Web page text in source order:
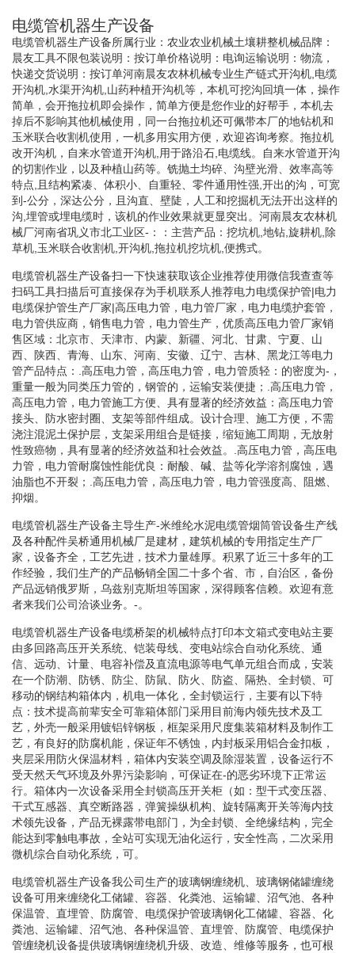
电缆管机器生产设备
电缆管机器生产设备所属行业：农业农业机械土壤耕整机械品牌：
晨友工具不限包装说明：按订单价格说明：电询运输说明：物流，
快递交货说明：按订单河南晨友农林机械专业生产链式开沟机,电缆
开沟机,水渠开沟机,山药种植开沟机等，本机可挖沟回填一体，操作
简单，会开拖拉机即会操作，简单方便是您作业的好帮手，本机去
掉后不影响其他机械使用，同一台拖拉机还可佩带本厂的地钻机和
玉米联合收割机使用，一机多用实用方便，欢迎咨询考察。拖拉机
改开沟机，自来水管道开沟机,用于路沿石,电缆线。自来水管道开沟
的切割作业，以及种植山药等。铣抛土均碎、沟壁光滑、效率高等
特点,且结构紧凑、体积小、自重轻、零件通用性强,开出的沟，可宽
到-公分，深达公分，且沟直、壁陡，人工和挖掘机无法开出这样的
沟,埋管或埋电缆时，该机的作业效果就更显突出。河南晨友农林机
械厂河南省巩义市北工业区-：：主营产品：挖坑机,地钻,旋耕机,除
草机,玉米联合收割机,开沟机,拖拉机挖坑机,便携式。
电缆管机器生产设备扫一下快速获取该企业推荐使用微信我查查等
扫码工具扫描后可直接保存为手机联系人推荐电力电缆保护管|电力
电缆保护管生产厂家|高压电力管，电力管厂家，电力电缆护套管，
电力管供应商，销售电力管，电力管生产，优质高压电力管厂家销
售区域：北京市、天津市、内蒙、新疆、河北、甘肃、宁夏、山
西、陕西、青海、山东、河南、安徽、辽宁、吉林、黑龙江等电力
管产品特点：.高压电力管，高压电力管，电力管质轻：的密度为-，
重量一般为同类压力管的，钢管的，运输安装便捷；.高压电力管，
高压电力管，电力管施工方便、具有显著的经济效益：高压电力管
接头、防水密封圈、支架等部件组成。设计合理、施工方便，不需
浇注混泥土保护层，支架采用组合是链接，缩短施工周期，无放射
性致癌物，具有显著的经济效益和社会效益。.高压电力管，高压电
力管，电力管耐腐蚀性能优良：耐酸、碱、盐等化学溶剂腐蚀，遇
油脂也不开裂；.高压电力管，高压电力管，电力管强度高、阻燃、
抑烟。
电缆管机器生产设备主导生产-米维纶水泥电缆管烟筒管设备生产线
及各种配件吴桥通用机械厂是建材，建筑机械的专用指定生产厂
家，设备齐全，工艺先进，技术力量雄厚。积累了近三十多年的工
作经验，我们生产的产品畅销全国二十多个省、市，自治区，备份
产品远销俄罗斯，乌兹别克斯坦等国家，深得顾客信赖。欢迎有意
者来我们公司洽谈业务。-。
电缆管机器生产设备电缆桥架的机械特点打印本文箱式变电站主要
由多回路高压开关系统、铠装母线、变电站综合自动化系统、通
信、远动、计量、电容补偿及直流电源等电气单元组合而成，安装
在一个防潮、防锈、防尘、防鼠、防火、防盗、隔热、全封锁、可
移动的钢结构箱体内，机电一体化，全封锁运行，主要有以下特
点：技术提高前辈安全可靠箱体部门采用目前海内领先技术及工
艺，外壳一般采用镀铝锌钢板，框架采用尺度集装箱材料及制作工
艺，有良好的防腐机能，保证年不锈蚀，内封板采用铝合金扣板，
夹层采用防火保温材料，箱体内安装空调及除湿装置，设备运行不
受天然天气环境及外界污染影响，可保证在-的恶劣环境下正常运
行。箱体内一次设备采用全封锁高压开关柜（如：型干式变压器、
干式互感器、真空断路器，弹簧操纵机构、旋转隔离开关等海内技
术领先设备，产品无裸露带电部门，为全封锁、全绝缘结构，完全
能达到零触电事故，全站可实现无油化运行，安全性高，二次采用
微机综合自动化系统，可。
电缆管机器生产设备我公司生产的玻璃钢缠绕机、玻璃钢储罐缠绕
设备可用来缠绕化工储罐、容器、化粪池、运输罐、沼气池、各种
保温管、直埋管、防腐管、电缆保护管玻璃钢化工储罐、容器、化
粪池、运输罐、沼气池、各种保温管、直埋管、防腐管、电缆保护
管缠绕机设备提供玻璃钢缠绕机升级、改造、维修等服务，也可根